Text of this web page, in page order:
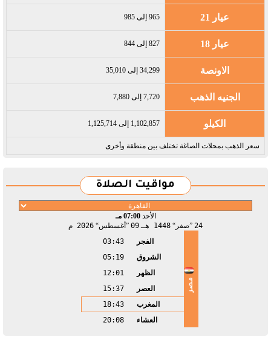
عيار 21 965 إلى 985
عيار 18 827 إلى 844
الاونصة 34,299 إلى 35,010
الجنيه الذهب 7,720 إلى 7,880
الكيلو 1,102,857 إلى 1,125,714
سعر الذهب بمحلات الصاغة تختلف بين منطقة وأخرى
مواقيت الصلاة
الأحد07:00 مـ
24
صفر 1448 هـ 09 أغسطس 2026 م
مصر
الفجر
03:43
الشروق
05:19
الظهر
12:01
العصر
15:37
المغرب
18:43
العشاء
20:08